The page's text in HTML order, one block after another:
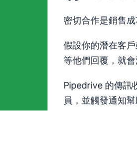
密切合作是銷售成
假設你的潛在客
等他們回覆，就會
Pipedrive 的傳訊
員，並觸發通知